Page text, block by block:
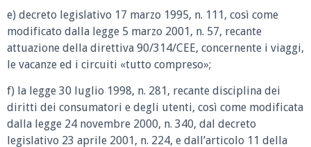
e) decreto legislativo 17 marzo 1995, n. 111, così come
modificato dalla legge 5 marzo 2001, n. 57, recante
attuazione della direttiva 90/314/CEE, concernente i viaggi,
le vacanze ed i circuiti «tutto compreso»;
f) la legge 30 luglio 1998, n. 281, recante disciplina dei
diritti dei consumatori e degli utenti, così come modificata
dalla legge 24 novembre 2000, n. 340, dal decreto
legislativo 23 aprile 2001, n. 224, e dall’articolo 11 della